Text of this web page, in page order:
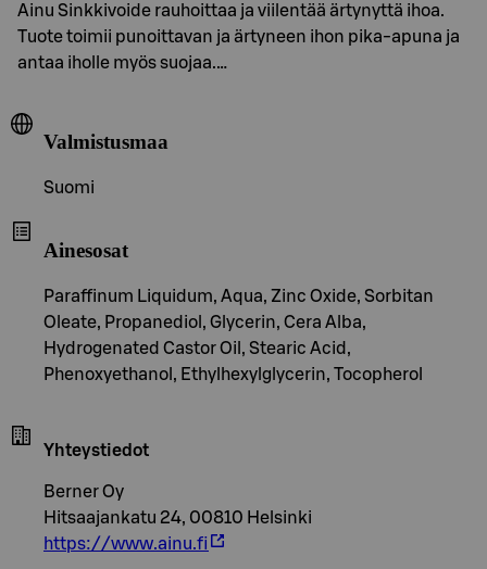
Ainu Sinkkivoide rauhoittaa ja viilentää ärtynyttä ihoa.
Tuote toimii punoittavan ja ärtyneen ihon pika-apuna ja
antaa iholle myös suojaa.…
Valmistusmaa
Suomi
Ainesosat
Paraffinum Liquidum, Aqua, Zinc Oxide, Sorbitan
Oleate, Propanediol, Glycerin, Cera Alba,
Hydrogenated Castor Oil, Stearic Acid,
Phenoxyethanol, Ethylhexylglycerin, Tocopherol
Yhteystiedot
Berner Oy
Hitsaajankatu 24, 00810 Helsinki
https://www.ainu.fi